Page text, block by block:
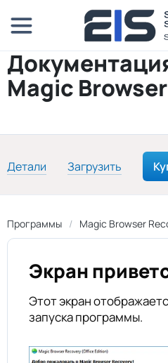
Magic
Детали Загрузить
Программы Magic Browser
Экран
Этот экран
запуска программы.